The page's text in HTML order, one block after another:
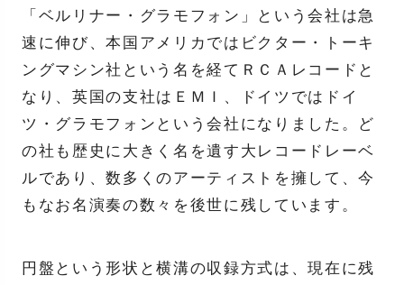
「ベルリナー・グラモフォン」という会社は急
速に伸び、本国アメリカではビクター・トーキ
ングマシン社という名を経てＲＣＡレコードと
なり、英国の支社はＥＭＩ、ドイツではドイ
ツ・グラモフォンという会社になりました。ど
の社も歴史に大きく名を遺す大レコードレーベ
ルであり、数多くのアーティストを擁して、今
もなお名演奏の数々を後世に残しています。
円盤という形状と横溝の収録方式は、現在に残